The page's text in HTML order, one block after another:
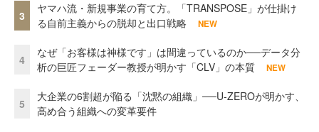
3
ヤマハ流・新規事業の育て方。「TRANSPOSE」が仕掛け
る自前主義からの脱却と出口戦略
NEW
4
なぜ「お客様は神様です」は間違っているのか──データ分
析の巨匠フェーダー教授が明かす「CLV」の本質
NEW
5
大企業の6割超が陥る「沈黙の組織」──U-ZEROが明かす、
高め合う組織への変革要件